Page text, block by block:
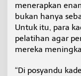
menerapkan
bukan hanya
Untuk itu, para
pelatihan agar
mereka
“Di posyandu